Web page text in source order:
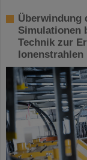
Überwindung
Simulationen
Technik zur